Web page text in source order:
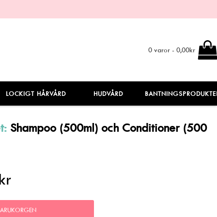
0 varor - 0,00kr
LOCKIGT HÅRVÅRD HUDVÅRD
Shampoo (500ml) och Conditioner (500